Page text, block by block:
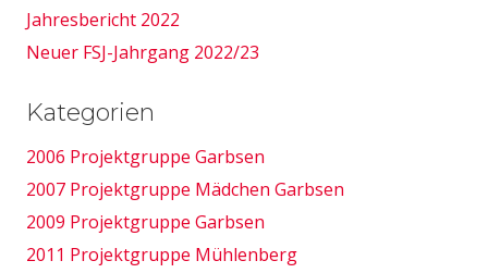
Jahresbericht 2022
Neuer FSJ-Jahrgang 2022/23
Kategorien
2006 Projektgruppe Garbsen
2007 Projektgruppe Mädchen Garbsen
2009 Projektgruppe Garbsen
2011 Projektgruppe Mühlenberg